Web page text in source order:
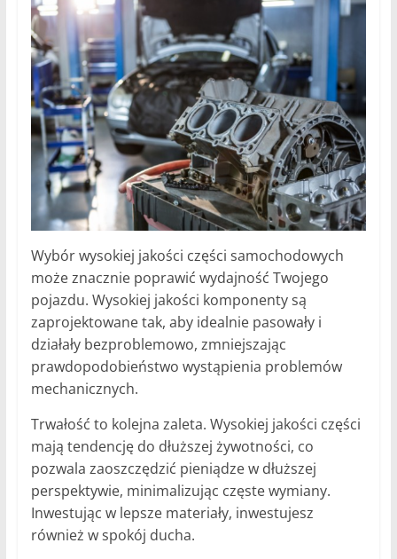
Wybór wysokiej jakości części samochodowych
może znacznie poprawić wydajność Twojego
pojazdu. Wysokiej jakości komponenty są
zaprojektowane tak, aby idealnie pasowały i
działały bezproblemowo, zmniejszając
prawdopodobieństwo wystąpienia problemów
mechanicznych.
Trwałość to kolejna zaleta. Wysokiej jakości części
mają tendencję do dłuższej żywotności, co
pozwala zaoszczędzić pieniądze w dłuższej
perspektywie, minimalizując częste wymiany.
Inwestując w lepsze materiały, inwestujesz
również w spokój ducha.